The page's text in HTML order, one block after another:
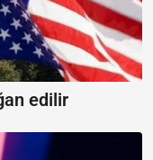
edilir